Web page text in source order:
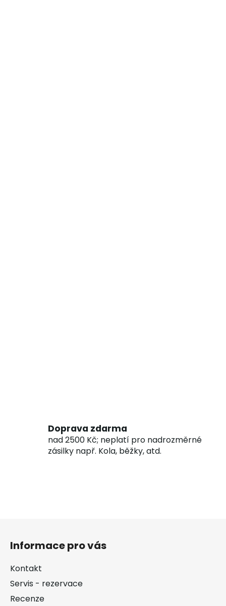
Doprava zdarma
nad 2500 Kč; neplatí pro nadrozměrné
zásilky např. Kola, běžky, atd.
Informace pro vás
Kontakt
Servis - rezervace
Recenze